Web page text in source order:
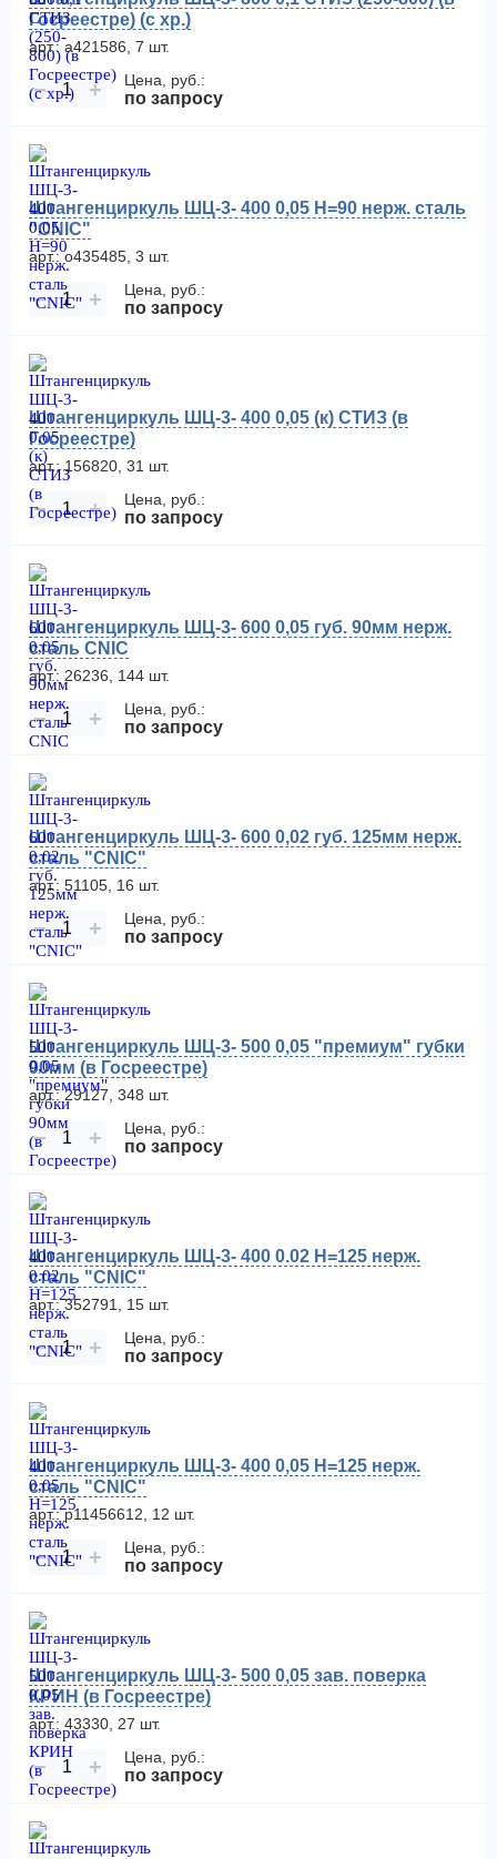
Госреестре) (с хр.)
арт.: а421586, 7 шт.
− + Цена, руб.:
по запросу
Штангенциркуль ШЦ-3- 400 0,05 Н=90 нерж. сталь
"CNIC"
арт.: о435485, 3 шт.
− + Цена, руб.:
по запросу
Штангенциркуль ШЦ-3- 400 0,05 (к) СТИЗ (в
Госреестре)
арт.: 156820, 31 шт.
− + Цена, руб.:
по запросу
Штангенциркуль ШЦ-3- 600 0,05 губ. 90мм нерж.
сталь CNIC
арт.: 26236, 144 шт.
− + Цена, руб.:
по запросу
Штангенциркуль ШЦ-3- 600 0,02 губ. 125мм нерж.
сталь "CNIC"
арт.: 51105, 16 шт.
− + Цена, руб.:
по запросу
Штангенциркуль ШЦ-3- 500 0,05 "премиум" губки
90мм (в Госреестре)
арт.: 29127, 348 шт.
− + Цена, руб.:
по запросу
Штангенциркуль ШЦ-3- 400 0.02 H=125 нерж.
сталь "CNIC"
арт.: 352791, 15 шт.
− + Цена, руб.:
по запросу
Штангенциркуль ШЦ-3- 400 0,05 H=125 нерж.
сталь "CNIC"
арт.: р11456612, 12 шт.
− + Цена, руб.:
по запросу
Штангенциркуль ШЦ-3- 500 0,05 зав. поверка
КРИН (в Госреестре)
арт.: 43330, 27 шт.
− + Цена, руб.:
по запросу